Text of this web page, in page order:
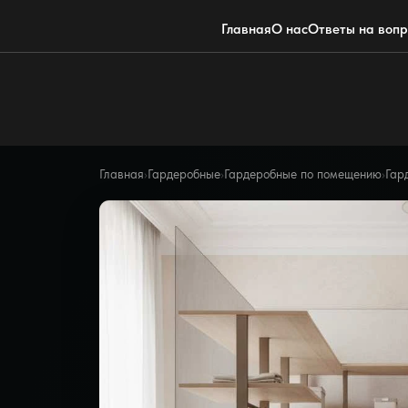
ГлавнаяО насОтветы на
Главная›Гардеробные›Гардеробные по помещению›